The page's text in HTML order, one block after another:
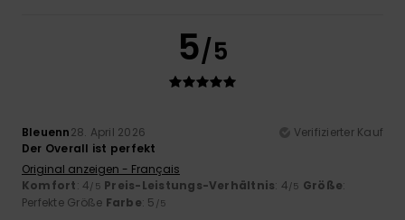
5/5
Bleuenn28. April 2026
Verifizierter Kauf
Der Overall ist perfekt
Original anzeigen - Français
Komfort: 4/5 Preis-Leistungs-Verhältnis: 4/5 Größe:
Perfekte Größe Farbe: 5 /5